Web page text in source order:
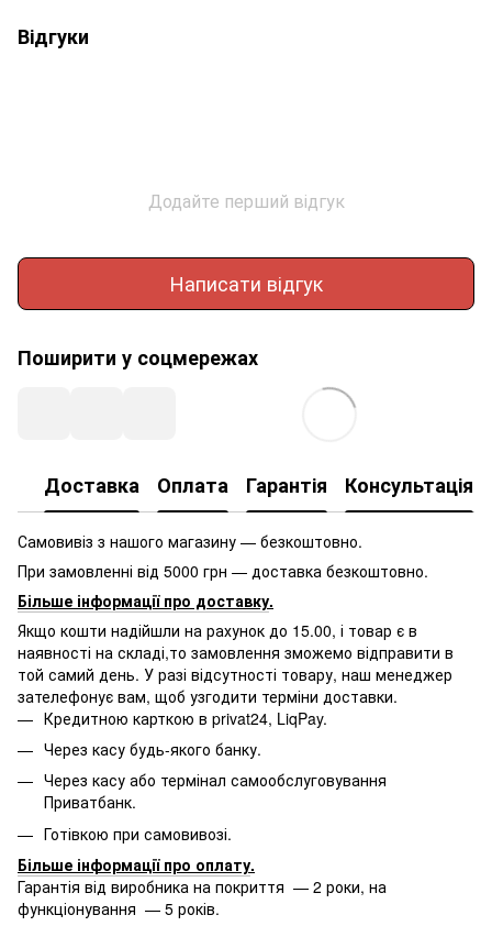
Відгуки
Додайте перший відгук
Написати відгук
Поширити у соцмережах
Доставка Оплата Гарантія Консультація
Самовивіз з нашого магазину — безкоштовно.
При замовленні від 5000 грн — доставка безкоштовно.
Більше інформації про доставку.
Якщо кошти надійшли на рахунок до 15.00, і товар є в
наявності на складі,то замовлення зможемо відправити в
той самий день. У разі відсутності товару, наш менеджер
зателефонує вам, щоб узгодити терміни доставки.
Кредитною карткою в privat24, LiqPay.
Через касу будь-якого банку.
Через касу або термінал самообслуговування
Приватбанк.
Готівкою при самовивозі.
Більше інформації про оплату.
Гарантія від виробника на покриття — 2 роки, на
функціонування — 5 років.